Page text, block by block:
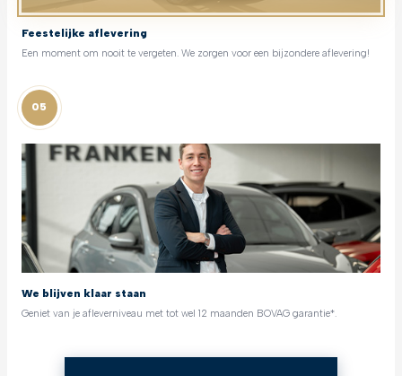
Feestelijke aflevering
Een moment om nooit te vergeten. We zorgen voor een bijzondere aflevering!
05
We blijven klaar staan
Geniet van je afleverniveau met tot wel 12 maanden BOVAG garantie*.